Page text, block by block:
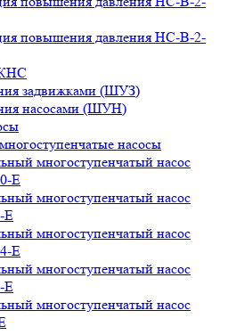
повышения давления НС-В-2-
задвижками (ШУЗ)
насосами (ШУН)
насосы
многоступенчатый насос
E
многоступенчатый насос
E
многоступенчатый насос
E
многоступенчатый насос
E
многоступенчатый насос